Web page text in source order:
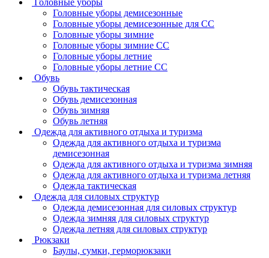
Головные уборы
Головные уборы демисезонные
Головные уборы демисезонные для СС
Головные уборы зимние
Головные уборы зимние СС
Головные уборы летние
Головные уборы летние СС
Обувь
Обувь тактическая
Обувь демисезонная
Обувь зимняя
Обувь летняя
Одежда для активного отдыха и туризма
Одежда для активного отдыха и туризма
демисезонная
Одежда для активного отдыха и туризма зимняя
Одежда для активного отдыха и туризма летняя
Одежда тактическая
Одежда для силовых структур
Одежда демисезонная для силовых структур
Одежда зимняя для силовых структур
Одежда летняя для силовых структур
Рюкзаки
Баулы, сумки, герморюкзаки